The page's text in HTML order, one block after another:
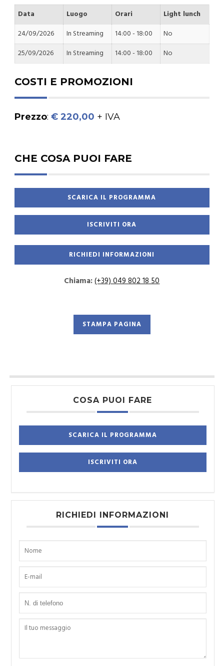
Data Luogo Orari
Light lunch
24/09/2026
In Streaming 14:00 - 18:00
No
25/09/2026
In Streaming 14:00 - 18:00 No
COSTI E PROMOZIONI
Prezzo: € 220,00 + IVA
CHE COSA PUOI FARE
Chiama:(+39) 049 802 18 50
STAMPA PAGINA
COSA PUOI FARE
RICHIEDI INFORMAZIONI